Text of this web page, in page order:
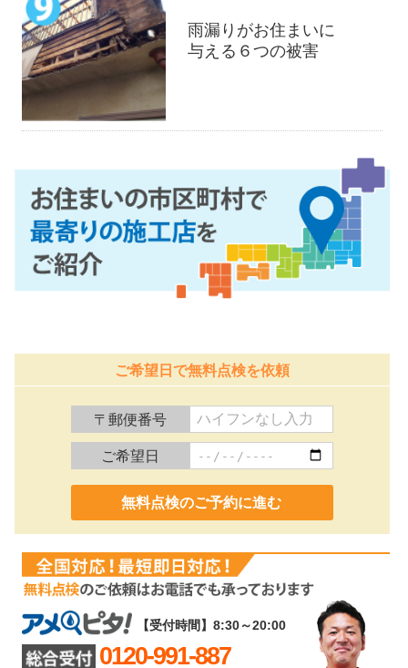
雨漏りがお住まいに
与える６つの被害
ご希望日で無料点検を依頼
〒郵便番号
ご希望日
0120-991-887
【受付時間】8:30～20:00
0120-991-887